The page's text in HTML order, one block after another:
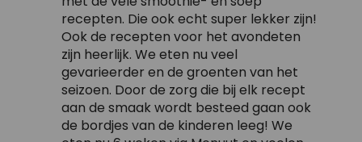
recepten. Die ook echt super lekker zijn!
Ook de recepten voor het avondeten
zijn heerlijk. We eten nu veel
gevarieerder en de groenten van het
seizoen. Door de zorg die bij elk recept
aan de smaak wordt besteed gaan ook
de bordjes van de kinderen leeg! We